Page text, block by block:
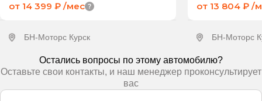
от 14 399 ₽ /мес
БН-Моторс Курск
Получить предложение
от 13 804 ₽/
БН-Моторс
Остались вопросы по этому автомобилю?
Оставьте свои контакты, и наш менеджер проконсультирует
вас